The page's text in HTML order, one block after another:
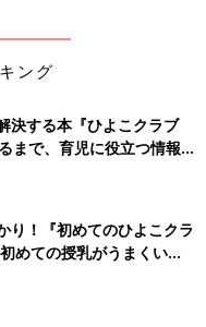
ング
決する本『ひよこクラブ
で、育児に役立つ情報が
り！『初めてのひよこクラ
めての授乳がうまくい
本と夏のトラブル 解決テ